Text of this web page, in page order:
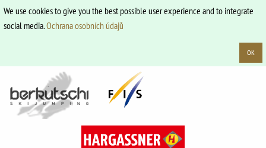
We use cookies to give you the best possible user experience and to integrate
social media.Ochrana osobních údajů
OK